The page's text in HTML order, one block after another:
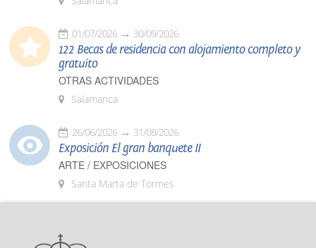
01/07/2026 30/09/2026
122 Becas de residencia con alojamiento completo y
gratuito
OTRAS ACTIVIDADES
Salamanca
26/06/2026 31/08/2026
Exposición El gran banquete II
ARTE / EXPOSICIONES
Santa Marta de Tormes